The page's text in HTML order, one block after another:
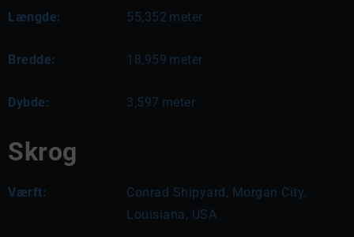
Længde: 55,352 meter
Bredde: 18,959 meter
Dybde: 3,597 meter
Skrog
Værft:
Conrad Shipyard, Morgan City,
Louisiana, USA